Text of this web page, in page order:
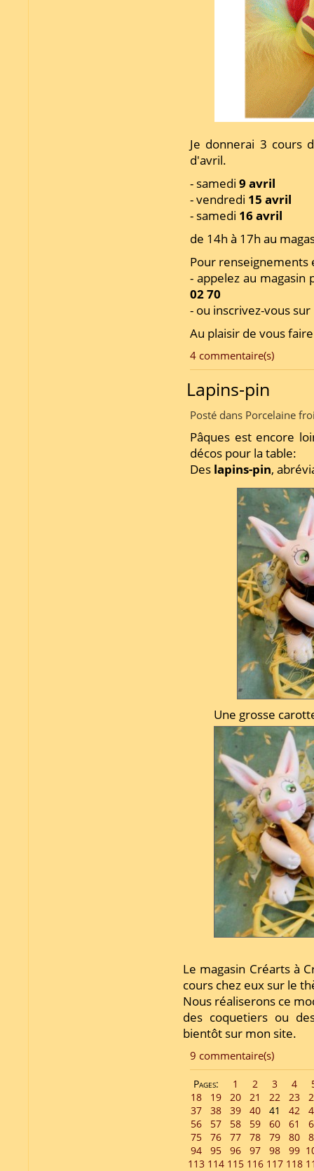
Je donnerai 3 cours
d'avril.
- samedi 9 avril
- vendredi 15 avril
- samedi 16 avril
de 14h à 17h au
Pour renseignements
- appelez au
02 70
- ou inscrivez-vous
Au plaisir de vous
4 commentaire(s)
Lapins-pin
Posté dans Porcelaine
Pâques est encore
décos pour la table:
Des lapins-pin,
Une grosse
Le magasin Créarts à
cours chez eux sur le
Nous réaliserons ce
des coquetiers ou
bientôt sur mon site.
9 commentaire(s)
Pages: 1 2 3 4
18
19 20 21 22 23
37
38 39 40 41 42
56
57 58 59 60 61
75
76 77 78 79 80
94
95 96 97 98 99
113 114 115 116 117 118